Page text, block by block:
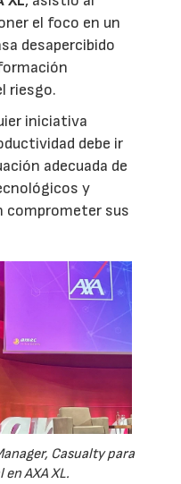
el foco en un
desapercibido
riesgo.
iniciativa
debe ir
adecuada de
y
comprometer sus
Casualty para
AXA XL.